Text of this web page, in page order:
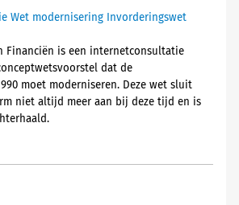
Wet modernisering Invorderingswet
Financiën is een internetconsultatie
dat de
moet moderniseren. Deze wet sluit
niet altijd meer aan bij deze tijd en is